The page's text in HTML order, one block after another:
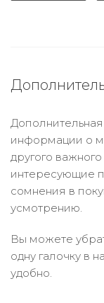
информации о
другого
интересующие
сомнения в
усмотрению.
Вы можете
одну галочку в
удобно.